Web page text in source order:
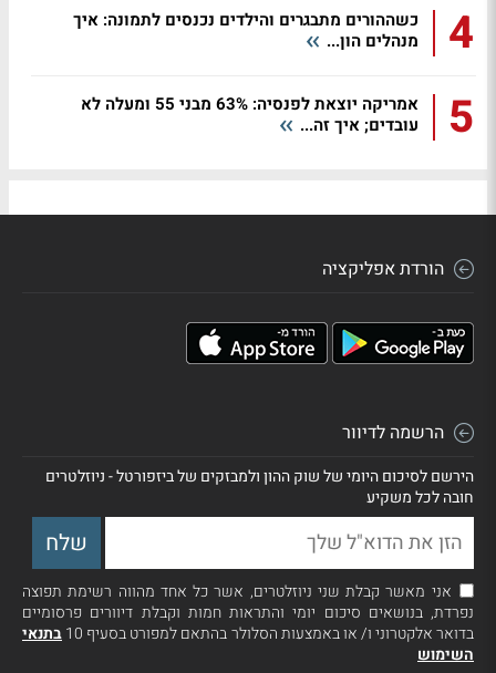
4
כשההורים מתבגרים והילדים נכנסים לתמונה: איך
מנהלים הון...
5
אמריקה יוצאת לפנסיה: 63% מבני 55 ומעלה לא
עובדים; איך זה...
הורדת אפליקציה
הרשמה לדיוור
הירשם לסיכום היומי של שוק ההון ולמבזקים של ביזפורטל - ניוזלטרים
חובה לכל משקיע
אני מאשר קבלת שני ניוזלטרים, אשר כל אחד מהווה רשימת תפוצה
נפרדת, בנושאים סיכום יומי והתראות חמות וקבלת דיוורים פרסומיים
בדואר אלקטרוני ו/ או באמצעות הסלולר בהתאם למפורט בסעיף 10
בתנאי
השימוש